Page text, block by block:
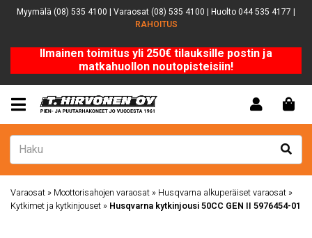
Myymälä (08) 535 4100 | Varaosat (08) 535 4100 | Huolto 044 535 4177 |
RAHOITUS
Ilmainen toimitus yli 250€ tilauksille postin ja
matkahuollon noutopisteisiin!
Varaosat » Moottorisahojen varaosat » Husqvarna alkuperäiset varaosat »
Kytkimet ja kytkinjouset » Husqvarna kytkinjousi 50CC GEN II 5976454-01